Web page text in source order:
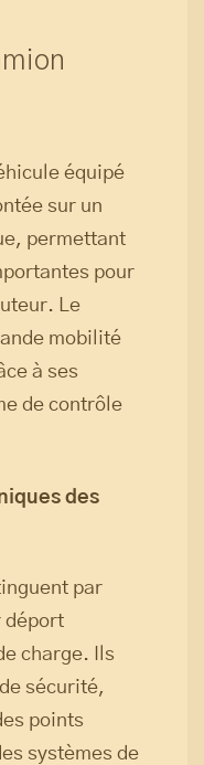
équipé
sur un
permettant
pour
Le
mobilité
à ses
de contrôle
des
par
déport
charge. Ils
sécurité,
points
systèmes de